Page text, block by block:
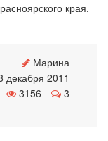
края.
Марина
декабря 2011
3156
3